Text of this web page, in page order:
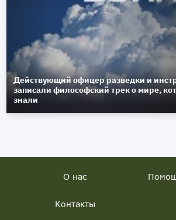
Действующий офицер разведки и
записали философский трек о мире,
знали
О нас
Контакты